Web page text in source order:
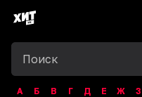
А Б В Г Д Е Ж З